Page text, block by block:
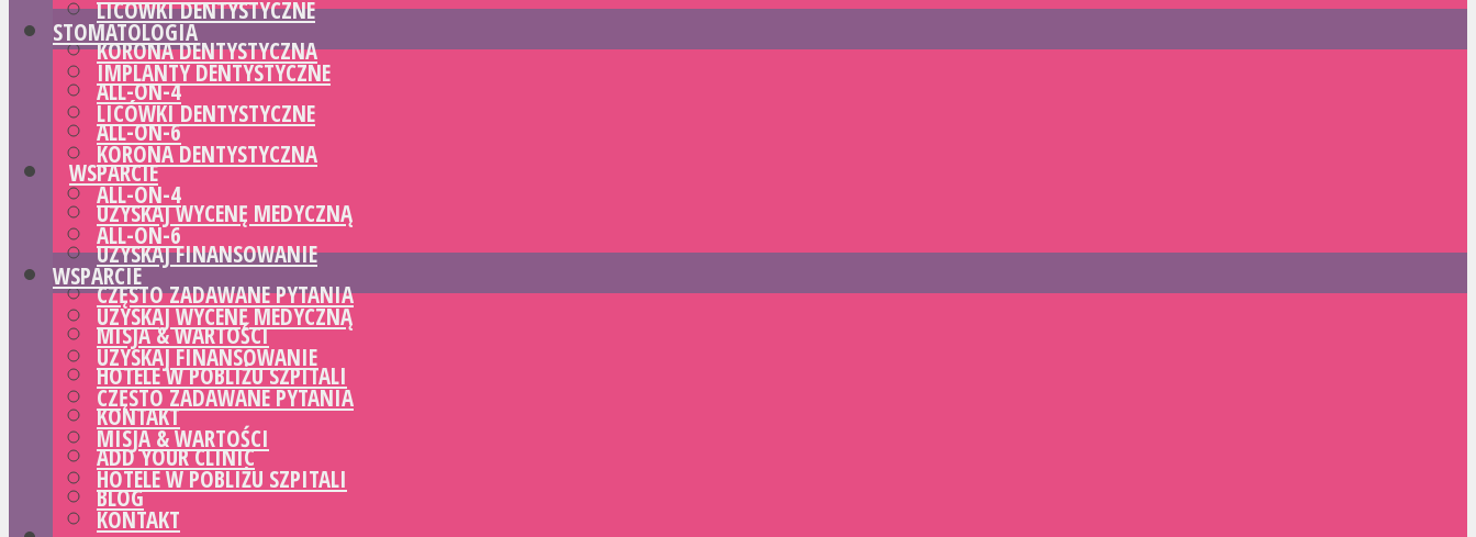
LICÓWKI DENTYSTYCZNE
KORONA DENTYSTYCZNA
ALL-ON-4
ALL-ON-6
WSPARCIE
UZYSKAJ WYCENĘ MEDYCZNĄ
UZYSKAJ FINANSOWANIE
CZĘSTO ZADAWANE PYTANIA
MISJA & WARTOŚCI
HOTELE W POBLIŻU SZPITALI
KONTAKT
ADD YOUR CLINIC
BLOG
STOMATOLOGIA
IMPLANTY DENTYSTYCZNE
LICÓWKI DENTYSTYCZNE
KORONA DENTYSTYCZNA
ALL-ON-4
ALL-ON-6
WSPARCIE
UZYSKAJ WYCENĘ MEDYCZNĄ
UZYSKAJ FINANSOWANIE
CZĘSTO ZADAWANE PYTANIA
MISJA & WARTOŚCI
HOTELE W POBLIŻU SZPITALI
KONTAKT